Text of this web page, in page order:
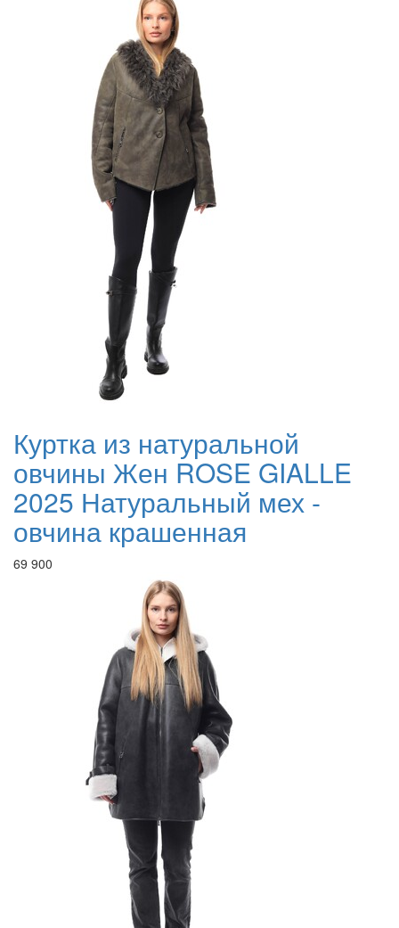
Куртка из натуральной
овчины Жен ROSE GIALLE
2025 Натуральный мех -
овчина крашенная
69 900